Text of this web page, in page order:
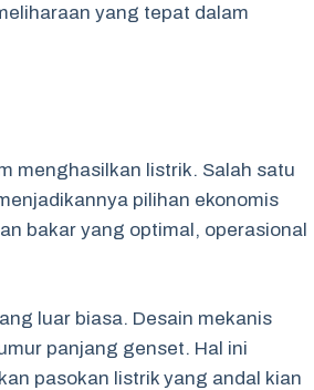
yang tepat dalam
menghasilkan listrik. Salah satu
pilihan ekonomis
bakar yang optimal, operasional
luar biasa. Desain mekanis
panjang genset. Hal ini
pasokan listrik yang andal kian